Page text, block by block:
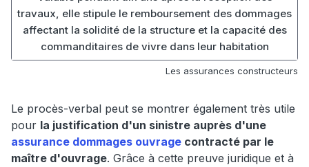
travaux, elle stipule le remboursement des dommages
affectant la solidité de la structure et la capacité des
commanditaires de vivre dans leur habitation
Les assurances constructeurs
Le procès-verbal peut se montrer également très utile
pour la justification d'un sinistre auprès d'une
assurance dommages ouvrage contracté par le
maître d'ouvrage. Grâce à cette preuve juridique et à